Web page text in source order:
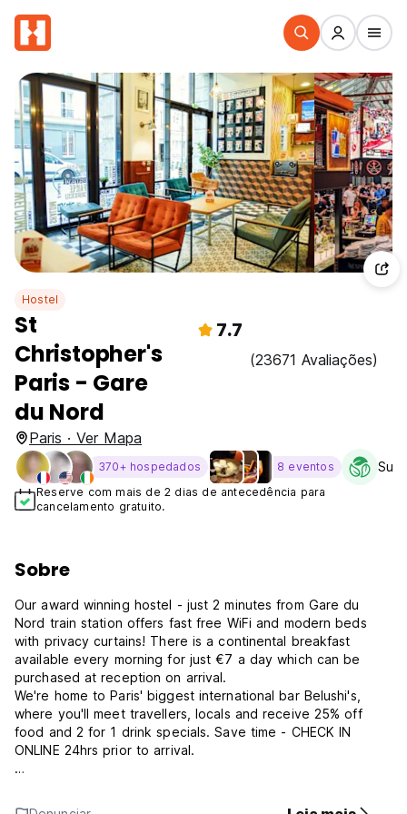
Hostel
St
Christopher's
Paris - Gare
du Nord
7.7
(23671 Avaliações)
Paris · Ver Mapa
370+ hospedados 8 eventos
Reserve com mais de 2 dias de antecedência para
cancelamento gratuito.
Sobre
Our award winning hostel - just 2 minutes from Gare du
Nord train station offers fast free WiFi and modern beds
with privacy curtains! There is a continental breakfast
available every morning for just €7 a day which can be
purchased at reception on arrival.
We're home to Paris' biggest international bar Belushi's,
where you'll meet travellers, locals and receive 25% off
food and 2 for 1 drink specials. Save time - CHECK IN
ONLINE 24hrs prior to arrival.
heating, Free WiFi, electronic key security, secure locker